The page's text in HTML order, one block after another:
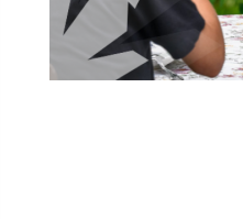
pakalpojumus)
Statistikas sīkdatnes
lai uzlabotu vietnes